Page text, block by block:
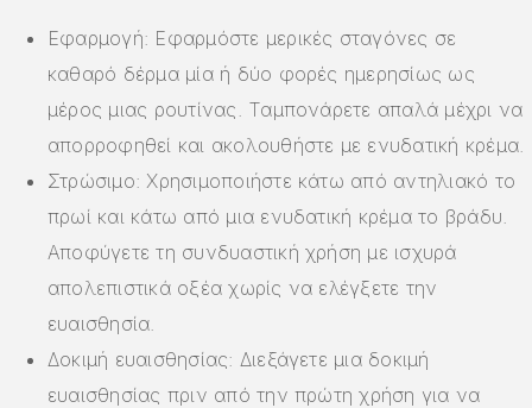
Εφαρμογή: Εφαρμόστε μερικές σταγόνες σε
καθαρό δέρμα μία ή δύο φορές ημερησίως ως
μέρος μιας ρουτίνας. Ταμπονάρετε απαλά μέχρι να
απορροφηθεί και ακολουθήστε με ενυδατική κρέμα.
Στρώσιμο: Χρησιμοποιήστε κάτω από αντηλιακό το
πρωί και κάτω από μια ενυδατική κρέμα το βράδυ.
Αποφύγετε τη συνδυαστική χρήση με ισχυρά
απολεπιστικά οξέα χωρίς να ελέγξετε την
ευαισθησία.
Δοκιμή ευαισθησίας: Διεξάγετε μια δοκιμή
ευαισθησίας πριν από την πρώτη χρήση για να